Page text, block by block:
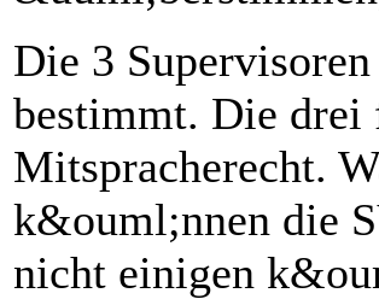
Die 3
bestimmt. Die drei
Mitspracherecht.
k&ouml;nnen die
nicht einigen